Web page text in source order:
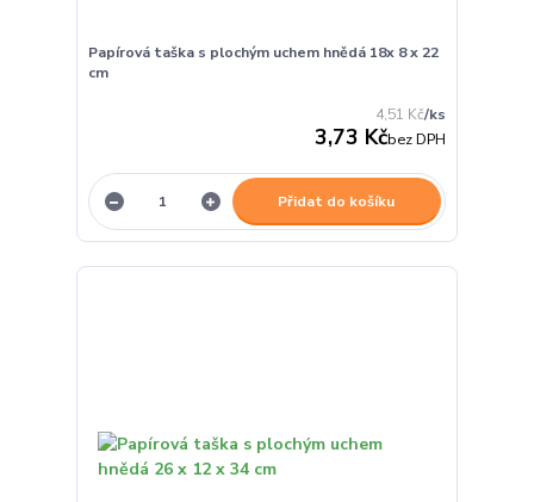
Papírová taška s plochým uchem hnědá 18x 8 x 22
cm
4,51 Kč/ks
3,73 Kčbez DPH
Přidat do košíku